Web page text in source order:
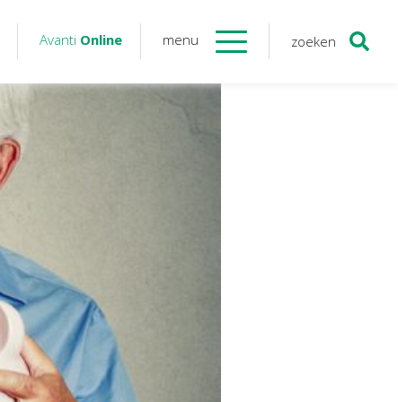
Avanti Online menu zoeken
Klantenportaal – Online dossiers
Online Salaris – Salarissen
Nextens-Accorderen aangiften